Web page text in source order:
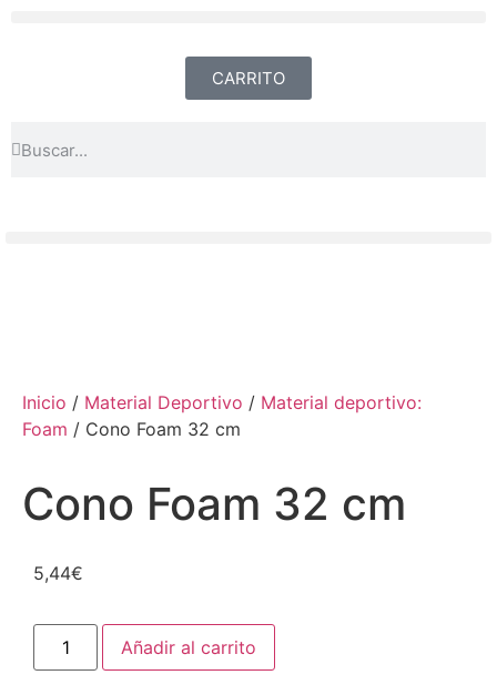
CARRITO
Inicio / Material Deportivo / Material deportivo:
Foam / Cono Foam 32 cm
Cono Foam 32 cm
5,44€
Añadir al carrito